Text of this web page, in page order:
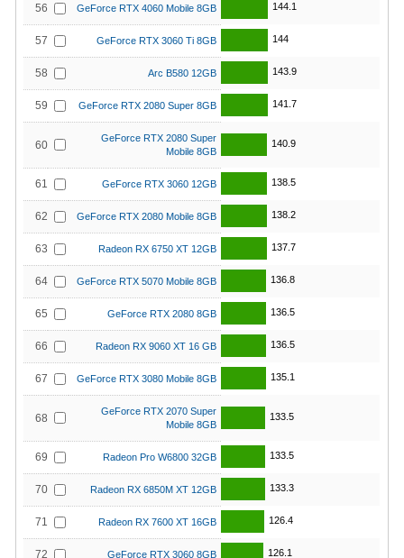
56 GeForce RTX 4060 Mobile 8GB 144.1
57 GeForce RTX 3060 Ti 8GB 144
58 Arc B580 12GB 143.9
59 GeForce RTX 2080 Super 8GB 141.7
60
GeForce RTX 2080 Super
Mobile 8GB
140.9
61 GeForce RTX 3060 12GB 138.5
62 GeForce RTX 2080 Mobile 8GB 138.2
63 Radeon RX 6750 XT 12GB 137.7
64 GeForce RTX 5070 Mobile 8GB 136.8
65 GeForce RTX 2080 8GB 136.5
66 Radeon RX 9060 XT 16 GB 136.5
67 GeForce RTX 3080 Mobile 8GB 135.1
68
GeForce RTX 2070 Super
Mobile 8GB
133.5
69 Radeon Pro W6800 32GB 133.5
70 Radeon RX 6850M XT 12GB 133.3
71 Radeon RX 7600 XT 16GB 126.4
72 GeForce RTX 3060 8GB 126.1